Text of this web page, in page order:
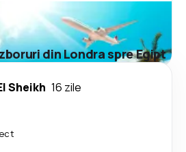
din Londra spre Egipt
Sheikh 16 zile